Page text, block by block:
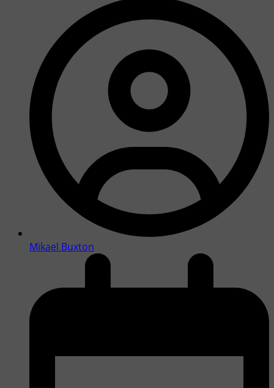
Mikael Buxton